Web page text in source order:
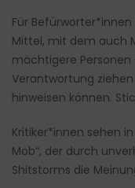
Für
Mittel, mit dem auch
mächtigere Personen
Verantwortung
hinweisen können.
Kritiker*innen sehen
Mob“, der durch
Shitstorms die